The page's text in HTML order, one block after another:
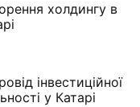
холдингу в
інвестиційної
у Катарі